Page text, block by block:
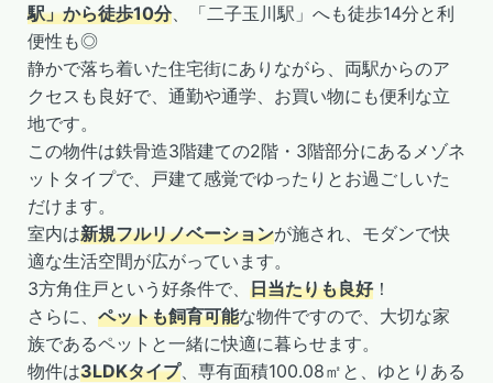
駅」から徒歩10分、「二子玉川駅」へも徒歩14分と利
便性も◎
静かで落ち着いた住宅街にありながら、両駅からのア
クセスも良好で、通勤や通学、お買い物にも便利な立
地です。
この物件は鉄骨造3階建ての2階・3階部分にあるメゾネ
ットタイプで、戸建て感覚でゆったりとお過ごしいた
だけます。
室内は新規フルリノベーションが施され、モダンで快
適な生活空間が広がっています。
3方角住戸という好条件で、 日当たりも良好！
さらに、 ペットも飼育可能な物件ですので、大切な家
族であるペットと一緒に快適に暮らせます。
物件は3LDKタイプ、専有面積100.08㎡と、ゆとりある